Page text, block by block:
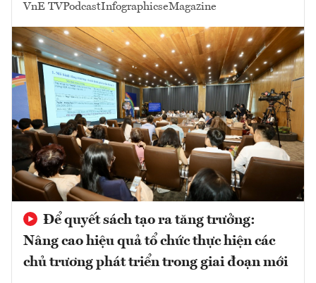
VnE TVPodcastInfographicseMagazine
Để quyết sách tạo ra tăng trưởng:
Nâng cao hiệu quả tổ chức thực hiện các
chủ trương phát triển trong giai đoạn mới